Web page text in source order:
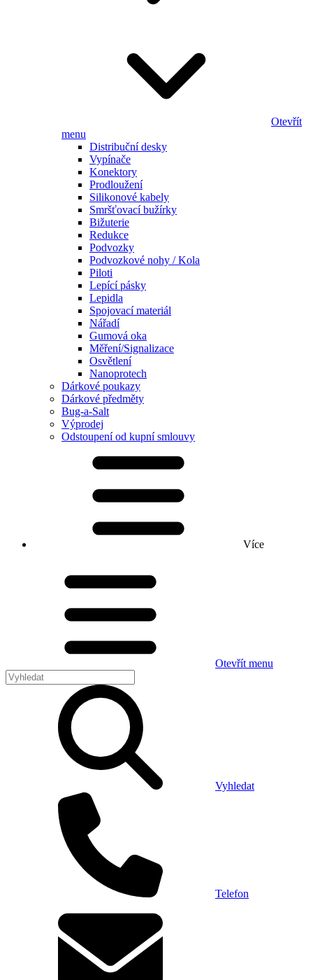
Otevřít
menu
Distribuční desky
Vypínače
Konektory
Prodloužení
Silikonové kabely
Smršťovací bužírky
Bižuterie
Redukce
Podvozky
Podvozkové nohy / Kola
Piloti
Lepící pásky
Lepidla
Spojovací materiál
Nářadí
Gumová oka
Měření/Signalizace
Osvětlení
Nanoprotech
Dárkové poukazy
Dárkové předměty
Bug-a-Salt
Výprodej
Odstoupení od kupní smlouvy
Více
Otevřít menu
Vyhledat
Telefon